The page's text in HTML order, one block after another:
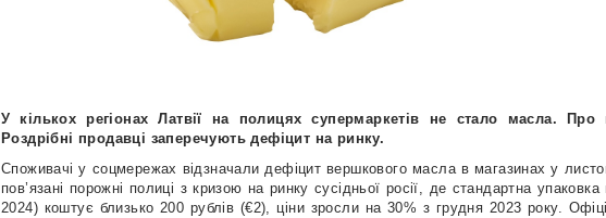
У кількох регіонах Латвії на полицях супермаркетів не стало масла.
Роздрібні продавці заперечують дефіцит на ринку.
Споживачі у соцмережах відзначали дефіцит вершкового масла в магазинах у
пов’язані порожні полиці з кризою на ринку сусідньої росії, де стандартна
2024) коштує близько 200 рублів (€2), ціни зросли на 30% з грудня 2023 року.